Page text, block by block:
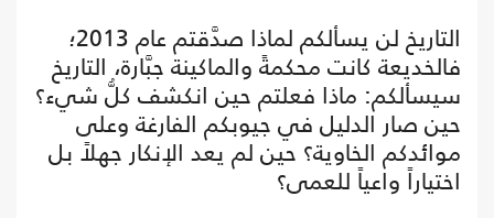
التاريخ لن يسألكم لماذا صدَّقتم عام 2013؛
فالخديعة كانت محكمةً والماكينة جبَّارة، التاريخ
سيسألكم: ماذا فعلتم حين انكشف كلُّ شيء؟
حين صار الدليل في جيوبكم الفارغة وعلى
موائدكم الخاوية؟ حين لم يعد الإنكار جهلاً بل
اختياراً واعياً للعمى؟